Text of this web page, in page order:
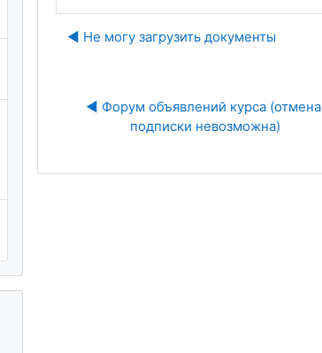
◀︎ Не могу загрузить документы
◀︎ Форум объявлений курса (отмена
подписки невозможна)